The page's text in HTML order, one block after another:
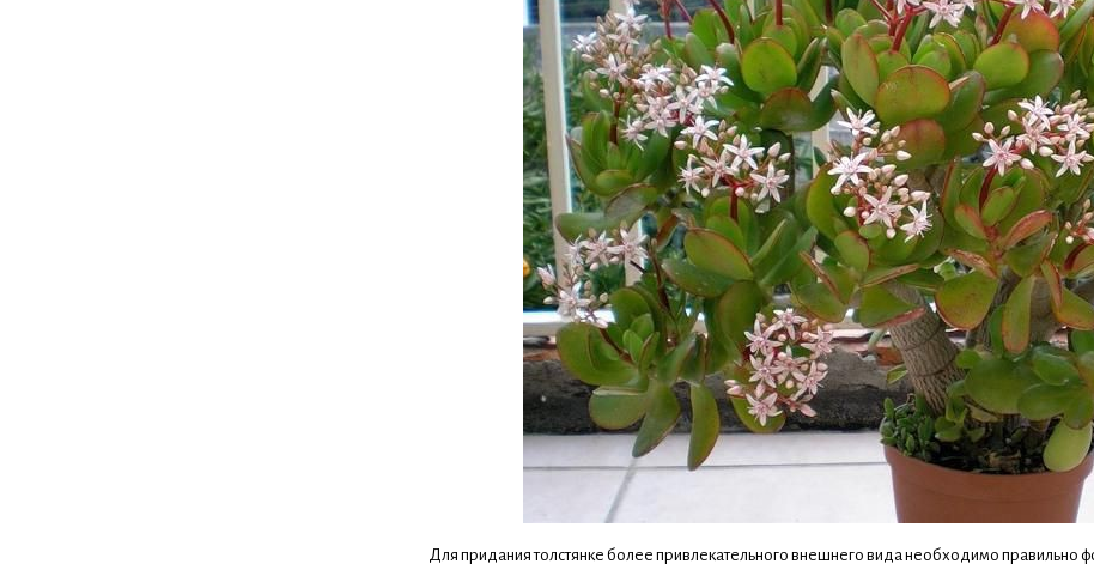
Для придания толстянке более привлекательного внешнего вида необходимо правильно